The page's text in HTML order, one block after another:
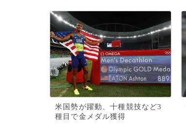
米国勢が躍動、十種競技など3
種目で金メダル獲得